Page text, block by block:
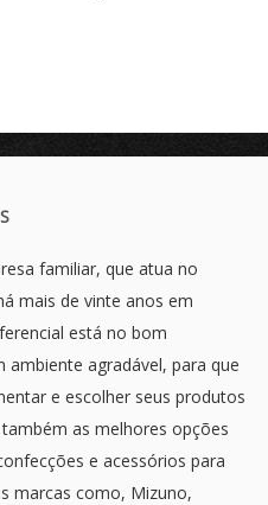
familiar, que atua no
mais de vinte anos em
está no bom
agradável, para que
e escolher seus produtos
as melhores opções
e acessórios para
marcas como, Mizuno,